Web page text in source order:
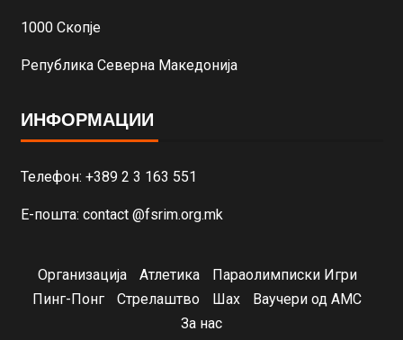
1000 Скопје
Република Северна Македонија
ИНФОРМАЦИИ
Телефон: +389 2 3 163 551
Е-пошта: contact @fsrim.org.mk
Организација Атлетика
Параолимписки Игри
Пинг-Понг
Стрелаштво Шах
Ваучери од АМС
За нас